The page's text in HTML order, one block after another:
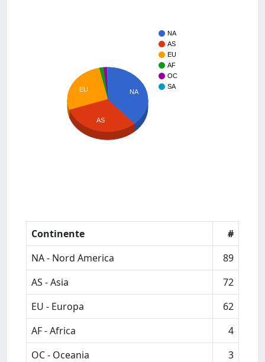
NA
AS
EU
AF
OC
SA
NA
EU
AS
Continente
#
NA - Nord America
89
AS - Asia
72
EU - Europa
62
AF - Africa
4
OC - Oceania
3